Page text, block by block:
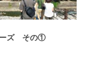
ーズ その①